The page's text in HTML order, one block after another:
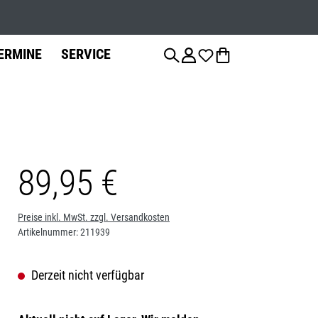
Fahrradteile
Sattelstützen
SERVICE
Fahrrad-
Montage
89,95 €
Preise inkl. MwSt. zzgl. Versandkosten
Artikelnummer:211939
Derzeit nicht verfügbar